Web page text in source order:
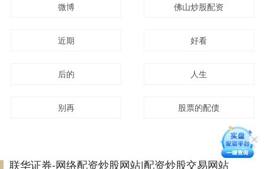
微博 佛山炒股配资
近期 好看
后的 人生
别再 股票的配债
联华证券-网络配资炒股网站|配资炒股交易网站